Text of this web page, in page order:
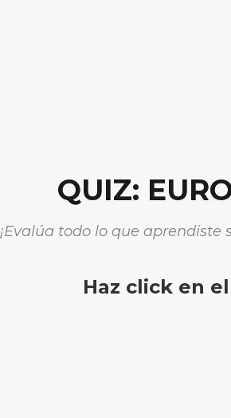
QUIZ:
¡Evalúa todo lo que aprendiste
Haz click en